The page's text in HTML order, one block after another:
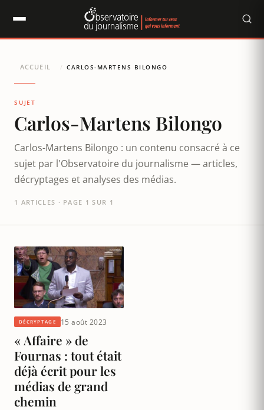
ACCUEIL / CARLOS-MARTENS BILONGO
SUJET
Carlos-Martens Bilongo
Carlos-Martens Bilongo : un contenu consacré à ce
sujet par l'Observatoire du journalisme — articles,
décryptages et analyses des médias.
1 ARTICLES · PAGE 1 SUR 1
DÉCRYPTAGE 15 août 2023
« Affaire » de
Fournas : tout était
déjà écrit pour les
médias de grand
chemin
Panneau de gestion des cookies